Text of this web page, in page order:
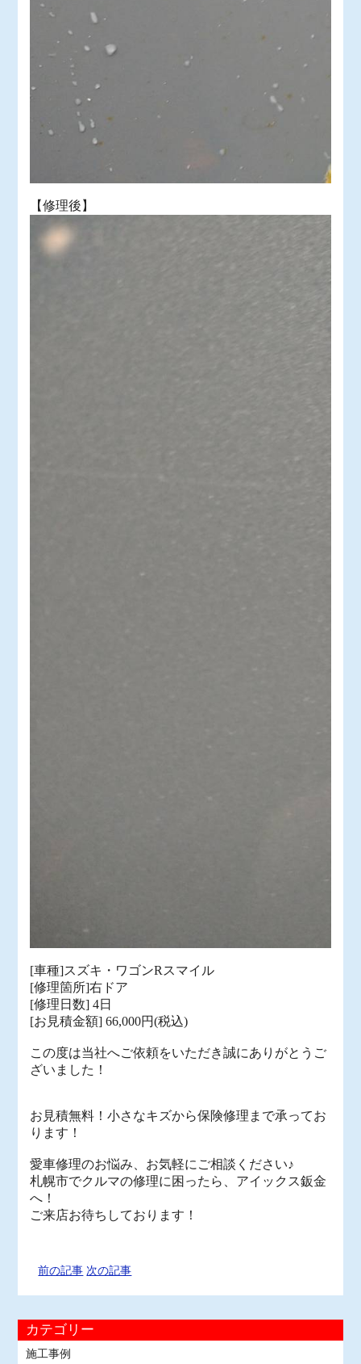
【修理後】
[車種]スズキ・ワゴンRスマイル
[修理箇所]右ドア
[修理日数] 4日
[お見積金額] 66,000円(税込)
この度は当社へご依頼をいただき誠にありがとうご
ざいました！
お見積無料！小さなキズから保険修理まで承ってお
ります！
愛車修理のお悩み、お気軽にご相談ください♪
札幌市でクルマの修理に困ったら、アイックス鈑金
へ！
ご来店お待ちしております！
前の記事 次の記事
カテゴリー
施工事例